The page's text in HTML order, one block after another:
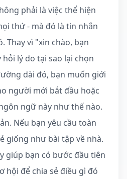
phải là việc thể hiện
thứ - mà đó là tin nhắn
Thay vì "xin chào, bạn
lý do tại sao lại chọn
dài đó, bạn muốn giới
người mới bắt đầu hoặc
ngữ này như thế nào.
Nếu bạn yêu cầu toàn
giống như bài tập về nhà.
giúp bạn có bước đầu tiên
hội để chia sẻ điều gì đó